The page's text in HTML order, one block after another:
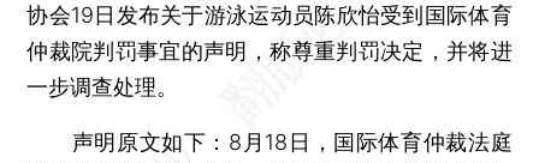
协会19日发布关于游泳运动员陈欣怡受到国际体育
仲裁院判罚事宜的声明，称尊重判罚决定，并将进
一步调查处理。
声明原文如下：8月18日，国际体育仲裁法庭